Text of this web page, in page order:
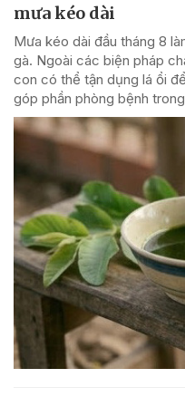
mưa kéo dài
Mưa kéo dài đầu tháng 8
gà. Ngoài các biện pháp
con có thể tận dụng lá ổi
góp phần phòng bệnh